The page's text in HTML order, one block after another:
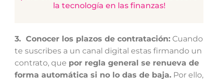
la tecnología en las finanzas!
3. Conocer los plazos de contratación: Cuando
te suscribes a un canal digital estas firmando un
contrato, que por regla general se renueva de
forma automática si no lo das de baja. Por ello,